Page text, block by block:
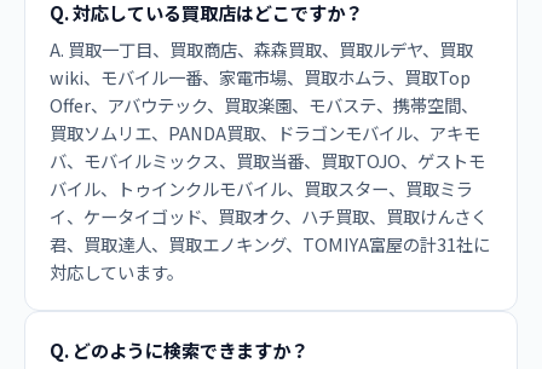
Q. 対応している買取店はどこですか？
A. 買取一丁目、買取商店、森森買取、買取ルデヤ、買取
wiki、モバイル一番、家電市場、買取ホムラ、買取Top
Offer、アバウテック、買取楽園、モバステ、携帯空間、
買取ソムリエ、PANDA買取、ドラゴンモバイル、アキモ
バ、モバイルミックス、買取当番、買取TOJO、ゲストモ
バイル、トゥインクルモバイル、買取スター、買取ミラ
イ、ケータイゴッド、買取オク、ハチ買取、買取けんさく
君、買取達人、買取エノキング、TOMIYA富屋の計31社に
対応しています。
Q. どのように検索できますか？